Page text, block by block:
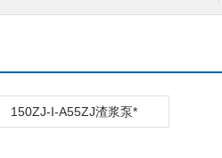
150ZJ-I-A55ZJ渣浆泵*